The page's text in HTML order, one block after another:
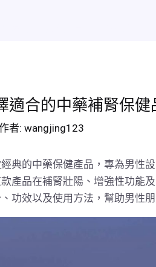
適合的中藥補腎保
者:wangjing123
典的中藥保健產品，專為男性
產品在補腎壯陽、增強性功能
、功效以及使用方法，幫助男性